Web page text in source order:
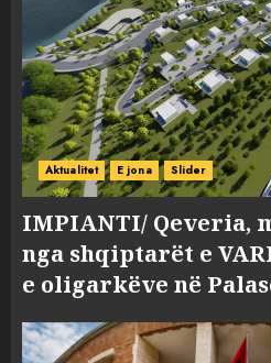
Aktualitet E jona Slider
IMPIANTI/ Qeveria,
nga shqiptarët e
e oligarkëve në